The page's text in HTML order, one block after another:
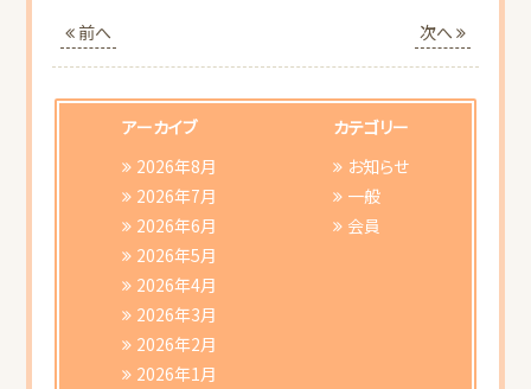
前へ 次へ
アーカイブ
2026年8月
2026年7月
2026年6月
2026年5月
2026年4月
2026年3月
2026年2月
2026年1月
カテゴリー
お知らせ
一般
会員
行事スケジュール
会員向けご案内
研修会ご案内
書類ダウンロード